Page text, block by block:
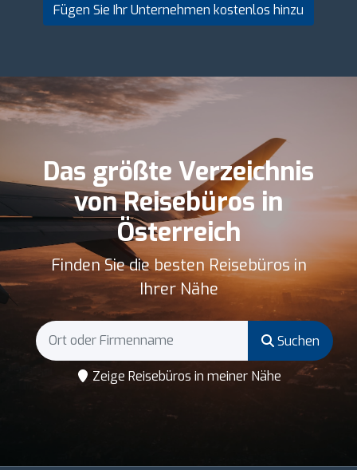
Fügen Sie Ihr Unternehmen kostenlos hinzu
Das größte Verzeichnis
von Reisebüros in
Österreich
Finden Sie die besten Reisebüros in
Ihrer Nähe
Suchen
Zeige Reisebüros in meiner Nähe